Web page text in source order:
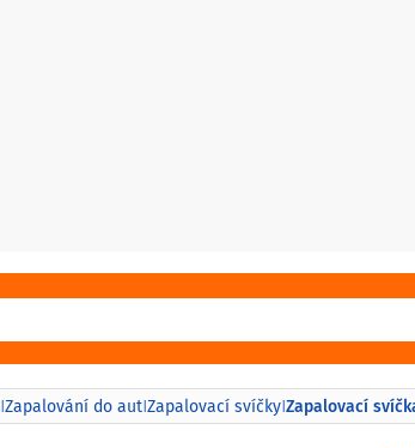
|Zapalování do aut|Zapalovací svíčky|Zapalovací